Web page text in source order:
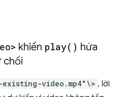
khiến play( ) hứa
chối
video.mp4"\> , lời